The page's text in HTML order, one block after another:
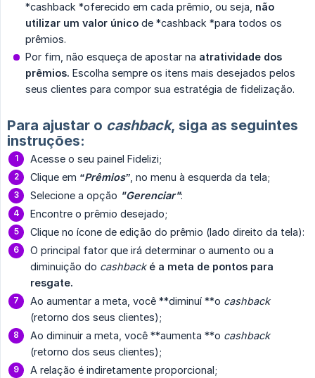
*cashback *oferecido em cada prêmio, ou seja, não
utilizar um valor único de *cashback *para todos os
prêmios.
Por fim, não esqueça de apostar na atratividade dos
prêmios. Escolha sempre os itens mais desejados pelos
seus clientes para compor sua estratégia de fidelização.
Para ajustar o cashback, siga as seguintes
instruções:
Acesse o seu painel Fidelizi;
Clique em “Prêmios” , no menu à esquerda da tela;
Selecione a opção "Gerenciar":
Encontre o prêmio desejado;
Clique no ícone de edição do prêmio (lado direito da tela):
O principal fator que irá determinar o aumento ou a
diminuição do cashback é a meta de pontos para
resgate.
Ao aumentar a meta, você **diminuí **o
cashback
(retorno dos seus clientes);
Ao diminuir a meta, você **aumenta **o
cashback
(retorno dos seus clientes);
A relação é indiretamente proporcional;